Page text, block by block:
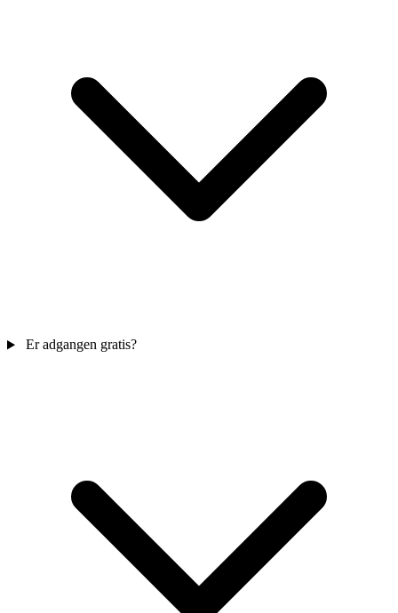
Er adgangen gratis?